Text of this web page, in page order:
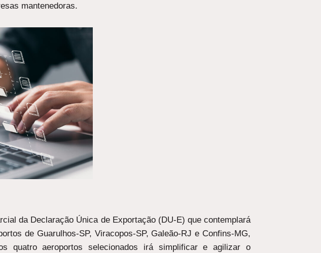
mantenedoras.
da Declaração Única de Exportação (DU-E) que contemplará
de Guarulhos-SP, Viracopos-SP, Galeão-RJ e Confins-MG,
quatro aeroportos selecionados irá simplificar e agilizar o